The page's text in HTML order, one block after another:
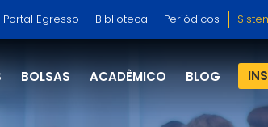
Portal Egresso Biblioteca Periódicos
BOLSAS ACADÊMICO BLOG